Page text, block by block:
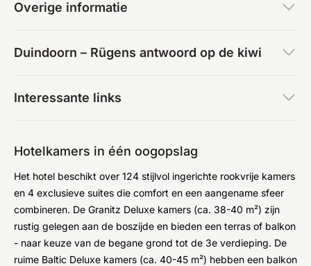
Overige informatie
Duindoorn – Rügens antwoord op de kiwi
Interessante links
Hotelkamers in één oogopslag
Het hotel beschikt over 124 stijlvol ingerichte rookvrije kamers
en 4 exclusieve suites die comfort en een aangename sfeer
combineren. De Granitz Deluxe kamers (ca. 38-40 m²) zijn
rustig gelegen aan de boszijde en bieden een terras of balkon
- naar keuze van de begane grond tot de 3e verdieping. De
ruime Baltic Deluxe kamers (ca. 40-45 m²) hebben een balkon